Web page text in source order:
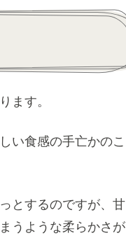
ます。
い食感の手亡かのこ
とするのですが、甘
うような柔らかさが